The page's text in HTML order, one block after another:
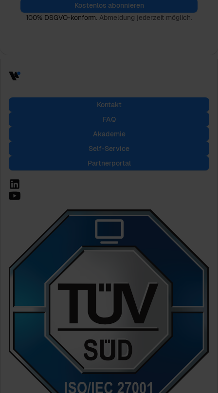
Kostenlos abonnieren
100% DSGVO-konform. Abmeldung jederzeit möglich.
Kontakt
FAQ
Akademie
Self-Service
Partnerportal